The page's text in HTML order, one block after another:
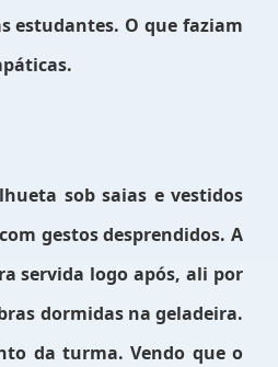
estudantes. O que faziam
sob saias e vestidos
gestos desprendidos. A
servida logo após, ali por
dormidas na geladeira.
da turma. Vendo que o